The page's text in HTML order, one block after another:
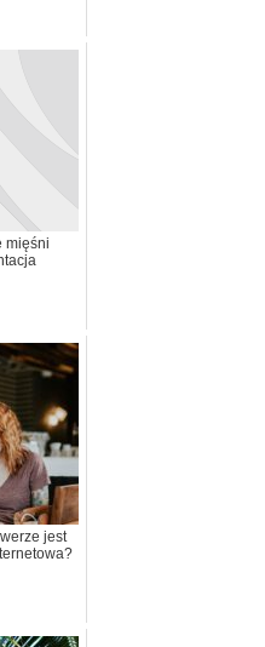
mięśni
jest